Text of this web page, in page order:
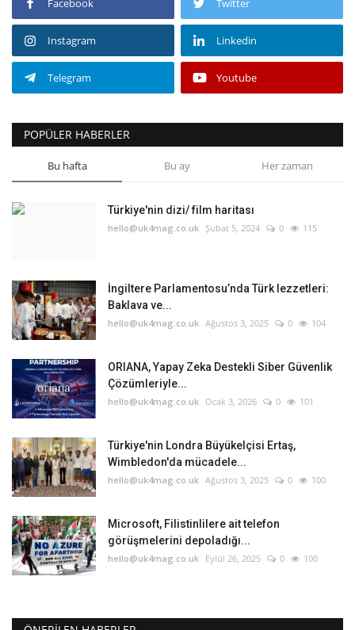
Facebook Twitter
Instagram Linkedin
Telegram Youtube
POPÜLER HABERLER
Bu hafta Bu ay Her zaman
Türkiye'nin dizi/ film haritası
hello@uk4mag.co.uk Şubat 5, 2024 0 115
İngiltere Parlamentosu’nda Türk lezzetleri:
Baklava ve...
hello@uk4mag.co.uk Ağustos 3, 2025 0 104
ORIANA, Yapay Zeka Destekli Siber Güvenlik
Çözümleriyle...
hello@uk4mag.co.uk Ocak 3, 2026 0 101
Türkiye'nin Londra Büyükelçisi Ertaş,
Wimbledon'da mücadele...
hello@uk4mag.co.uk Ağustos 3, 2025 0 100
Microsoft, Filistinlilere ait telefon
görüşmelerini depoladığı...
hello@uk4mag.co.uk Eylül 26, 2025 0 100